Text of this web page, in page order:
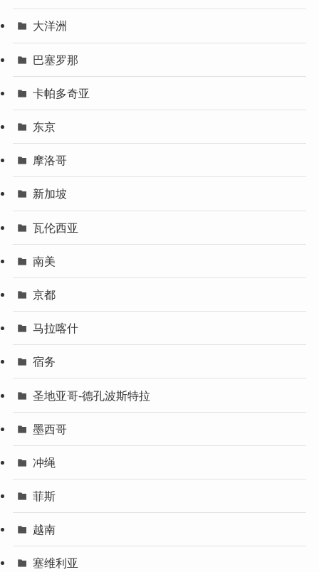
大洋洲
巴塞罗那
卡帕多奇亚
东京
摩洛哥
新加坡
瓦伦西亚
南美
京都
马拉喀什
宿务
圣地亚哥-德孔波斯特拉
墨西哥
冲绳
菲斯
越南
塞维利亚